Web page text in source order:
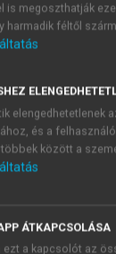
is megoszthatják
harmadik féltől
elengedhetetlenek
és a
között a
ÁTKAPCSOLÁSA
ezt a kapcsolót az